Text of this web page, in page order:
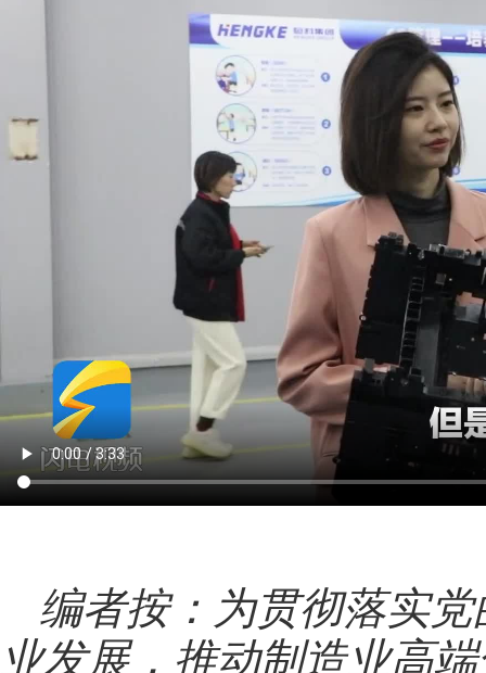
编者按：为贯彻落实
业发展，推动制造业高